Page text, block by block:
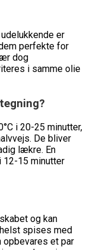
er
perfekte for
dog
i samme olie
i 20-25 minutter,
De bliver
lækre. En
12-15 minutter
og kan
spises med
opbevares et par